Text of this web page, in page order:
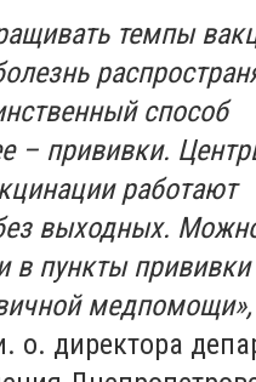
темпы
способ
– прививки.
работают
выходных.
в пункты
медпомощи»,
о. директора